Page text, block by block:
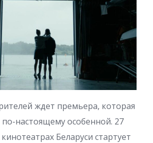
ждет премьера, которая
настоящему особенной. 27
Беларуси стартует